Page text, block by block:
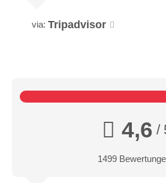
via: Tripadvisor
4,6 /
1499